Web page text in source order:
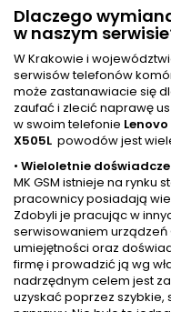
Dlaczego
w naszym
W Krakowie i
serwisów telefonów
może zastanawiacie się
zaufać i zlecić naprawę
w swoim telefonie Lenovo
X505L powodów jest
• Wieloletnie
MK GSM istnieje na rynku
pracownicy posiadają
Zdobyli je pracując w
serwisowaniem urządzeń
umiejętności oraz
firmę i prowadzić ją wg
nadrzędnym celem jest
uzyskać poprzez